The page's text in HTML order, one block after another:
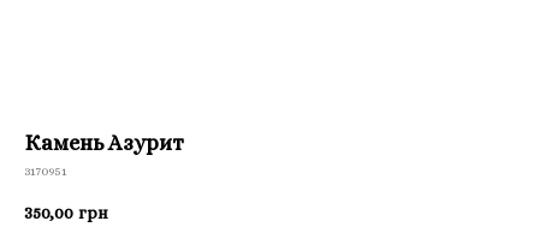
Камень Азурит
3170951
350,00 грн